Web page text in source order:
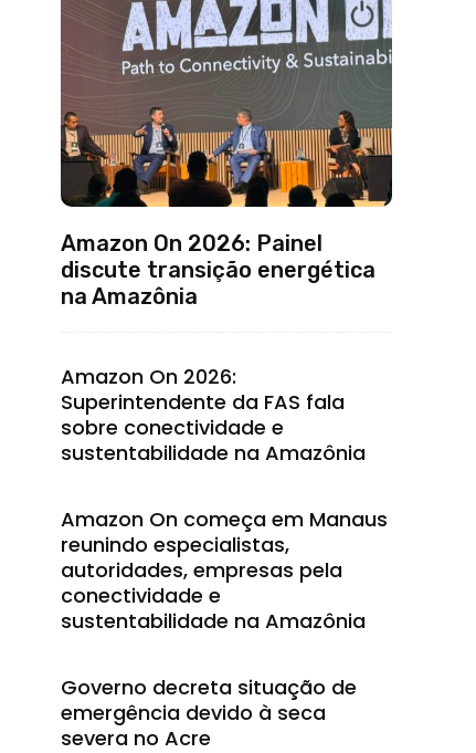
Amazon On 2026: Painel
discute transição energética
na Amazônia
Amazon On 2026:
Superintendente da FAS fala
sobre conectividade e
sustentabilidade na Amazônia
Amazon On começa em Manaus
reunindo especialistas,
autoridades, empresas pela
conectividade e
sustentabilidade na Amazônia
Governo decreta situação de
emergência devido à seca
severa no Acre